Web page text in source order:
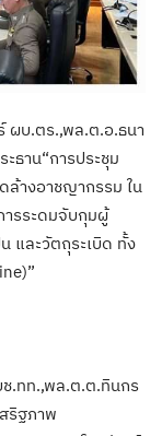
ผบ.ตร.,พล.ต.อ.ธนา
ธาน“การประชุม
ล้างอาชญากรรม ใน
ารระดมจับกุมผู้
และวัตถุระเบิด ทั้ง
.ทท.,พล.ต.ต.ทินกร
ริฐภาพ